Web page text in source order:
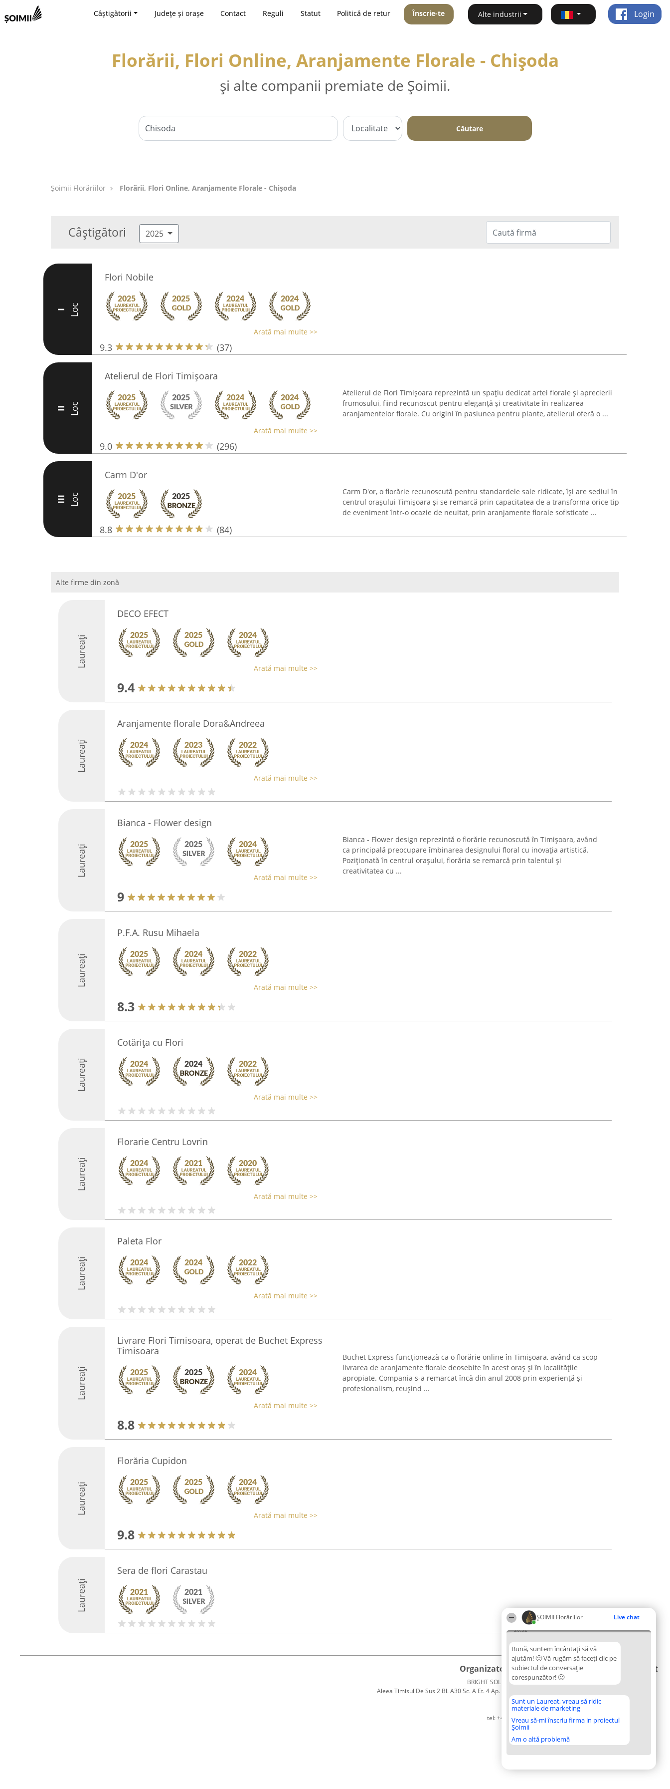
ȘOIMII Florăriilor Live chat
20:32
Bună, suntem încântați să vă
ajutăm! 🙂 Vă rugăm să faceți clic pe
subiectul de conversație
corespunzător! 🙂
Sunt un Laureat, vreau să ridic
materiale de marketing
Vreau să-mi înscriu firma in proiectul
Șoimii
Am o altă problemă
Câștigătorii Județe și orașe Contact Reguli Statut Politică de retur Înscrie-te Alte industrii Login
Florării, Flori Online, Aranjamente Florale - Chişoda
și alte companii premiate de Șoimii.
Căutare
Șoimii Florăriilor Florării, Flori Online, Aranjamente Florale - Chişoda
Câștigători 2025
I Loc
Flori Nobile
Arată mai multe >>
9.3 (37)
II Loc
Atelierul de Flori Timişoara
Arată mai multe >>
9.0 (296)
Atelierul de Flori Timișoara reprezintă un spațiu dedicat artei florale și aprecierii
frumosului, fiind recunoscut pentru eleganță și creativitate în realizarea
aranjamentelor florale. Cu origini în pasiunea pentru plante, atelierul oferă o ...
III Loc
Carm D'or
8.8 (84)
Carm D'or, o florărie recunoscută pentru standardele sale ridicate, își are sediul în
centrul orașului Timișoara și se remarcă prin capacitatea de a transforma orice tip
de eveniment într-o ocazie de neuitat, prin aranjamente florale sofisticate ...
Alte firme din zonă
Laureați
DECO EFECT
Arată mai multe >>
9.4
Laureați
Aranjamente florale Dora&Andreea
Arată mai multe >>
Laureați
Bianca - Flower design
Arată mai multe >>
9
Bianca - Flower design reprezintă o florărie recunoscută în Timișoara, având
ca principală preocupare îmbinarea designului floral cu inovația artistică.
Poziționată în centrul orașului, florăria se remarcă prin talentul și
creativitatea cu ...
Laureați
P.F.A. Rusu Mihaela
Arată mai multe >>
8.3
Laureați
Cotărița cu Flori
Arată mai multe >>
Laureați
Florarie Centru Lovrin
Arată mai multe >>
Laureați
Paleta Flor
Arată mai multe >>
Laureați
Livrare Flori Timisoara, operat de Buchet Express
Timisoara
Arată mai multe >>
8.8
Buchet Express funcționează ca o florărie online în Timișoara, având ca scop
livrarea de aranjamente florale deosebite în acest oraș și în localitățile
apropiate. Compania s-a remarcat încă din anul 2008 prin experiență și
profesionalism, reușind ...
Laureați
Florăria Cupidon
Arată mai multe >>
9.8
Laureați
Sera de flori Carastau
Organizator Ranking
BRIGHT SOLUTIONS BR SRL
Aleea Timisul De Sus 2 Bl. A30 Sc. A Et. 4 Ap. 13 Cod 061952
București
CUI 36737675
tel: +40 770 990 492
Plebiscyt
Tuturor
Laureaților
Reguli
confidențialitate
Contact